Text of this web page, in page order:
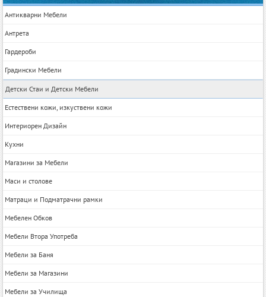
Антикварни Мебели
Антрета
Гардероби
Градински Мебели
Детски Стаи и Детски Мебели
Естествени кожи, изкуствени кожи
Интериорен Дизайн
Кухни
Магазини за Мебели
Маси и столове
Матраци и Подматрачни рамки
Мебелен Обков
Мебели Втора Употреба
Мебели за Баня
Мебели за Магазини
Мебели за Училища